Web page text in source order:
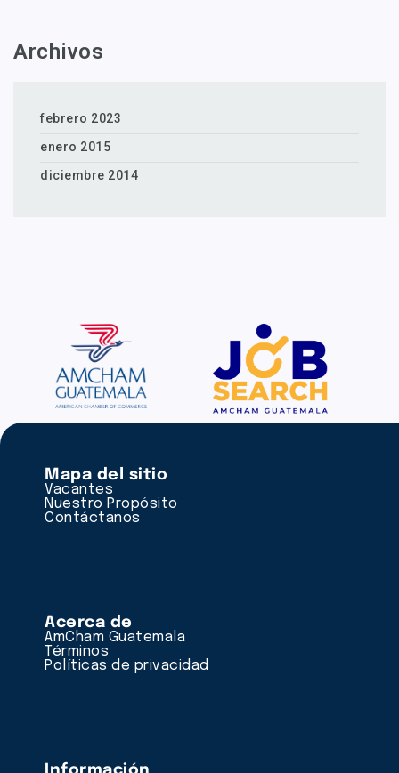
Archivos
febrero 2023
enero 2015
diciembre 2014
Mapa del sitio
Vacantes
Nuestro Propósito
Contáctanos
Acerca de
AmCham Guatemala
Términos
Políticas de privacidad